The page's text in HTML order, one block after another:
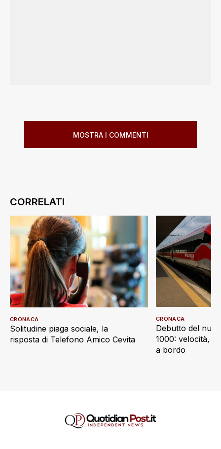
MOSTRA I COMMENTI
Solitudine piaga sociale, la
risposta di Telefono Amico Cevita
CRONACA
Debutto del
1000: velocità,
a bordo
CRONACA